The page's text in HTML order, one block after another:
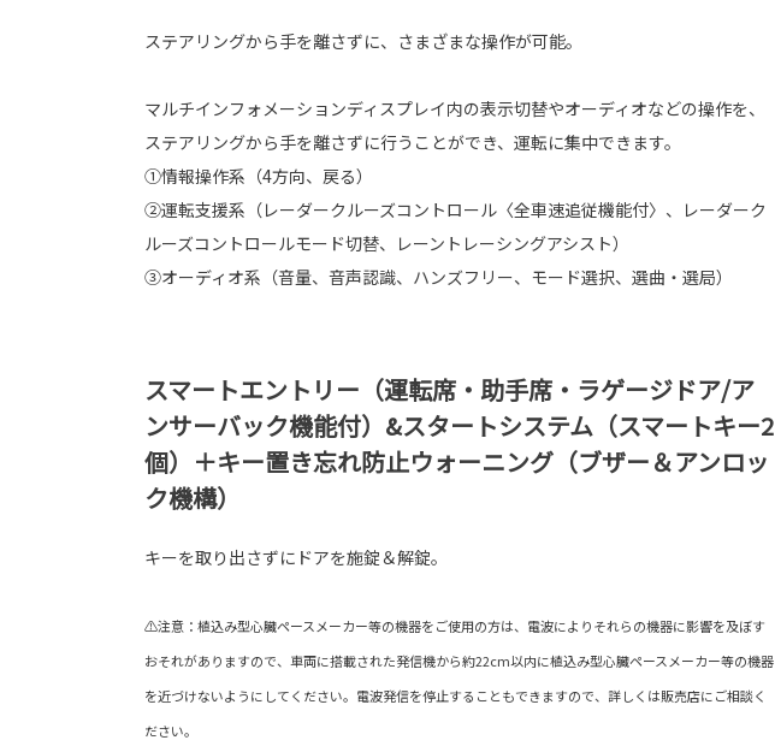
ステアリングから手を離さずに、さまざまな操作が可能。
マルチインフォメーションディスプレイ内の表示切替やオーディオなどの操作を、
ステアリングから手を離さずに行うことができ、運転に集中できます。
①情報操作系（4方向、戻る）
②運転支援系（レーダークルーズコントロール〈全車速追従機能付〉、レーダーク
ルーズコントロールモード切替、レーントレーシングアシスト）
③オーディオ系（音量、音声認識、ハンズフリー、モード選択、選曲・選局）
スマートエントリー（運転席・助手席・ラゲージドア/ア
ンサーバック機能付）&スタートシステム（スマートキー2
個）＋キー置き忘れ防止ウォーニング（ブザー＆アンロッ
ク機構）
キーを取り出さずにドアを施錠＆解錠。
⚠注意：植込み型心臓ペースメーカー等の機器をご使用の方は、電波によりそれらの機器に影響を及ぼす
おそれがありますので、車両に搭載された発信機から約22cm以内に植込み型心臓ペースメーカー等の機器
を近づけないようにしてください。電波発信を停止することもできますので、詳しくは販売店にご相談く
ださい。